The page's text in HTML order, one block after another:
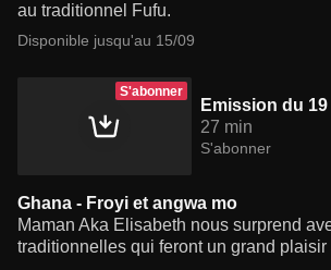
au traditionnel Fufu.
Disponible jusqu'au 15/09
S'abonner
Emission du
27 min
S'abonner
Ghana - Froyi et angwa mo
Maman Aka Elisabeth nous surprend
traditionnelles qui feront un grand plaisir